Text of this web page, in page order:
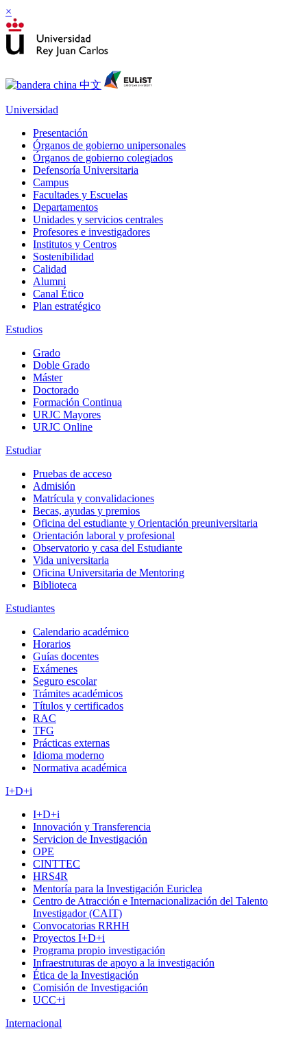
×
Universidad
Presentación
Órganos de gobierno unipersonales
Órganos de gobierno colegiados
Defensoría Universitaria
Campus
Facultades y Escuelas
Departamentos
Unidades y servicios centrales
Profesores e investigadores
Institutos y Centros
Sostenibilidad
Calidad
Alumni
Canal Ético
Plan estratégico
Estudios
Grado
Doble Grado
Máster
Doctorado
Formación Continua
URJC Mayores
URJC Online
Estudiar
Pruebas de acceso
Admisión
Matrícula y convalidaciones
Becas, ayudas y premios
Oficina del estudiante y Orientación preuniversitaria
Orientación laboral y profesional
Observatorio y casa del Estudiante
Vida universitaria
Oficina Universitaria de Mentoring
Biblioteca
Estudiantes
Calendario académico
Horarios
Guías docentes
Exámenes
Seguro escolar
Trámites académicos
Títulos y certificados
RAC
TFG
Prácticas externas
Idioma moderno
Normativa académica
I+D+i
I+D+i
Innovación y Transferencia
Servicion de Investigación
OPE
CINTTEC
HRS4R
Mentoría para la Investigación Euriclea
Centro de Atracción e Internacionalización del Talento
Investigador (CAIT)
Convocatorias RRHH
Proyectos I+D+i
Programa propio investigación
Infraestruturas de apoyo a la investigación
Ética de la Investigación
Comisión de Investigación
UCC+i
Internacional